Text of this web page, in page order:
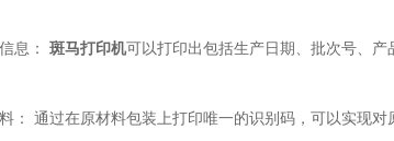
息： 斑马打印机可以打印出包括生产日期、批次号、产
： 通过在原材料包装上打印唯一的识别码，可以实现对